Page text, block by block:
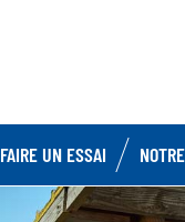
FAIRE UN ESSAI